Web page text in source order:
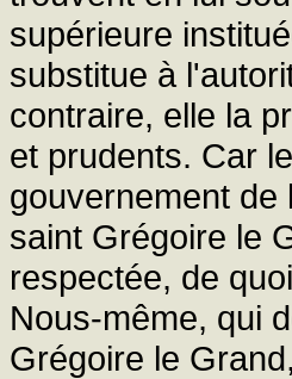
supérieure
substitue à
contraire, elle la
et prudents. Car
gouvernement de
saint Grégoire le
respectée, de
Nous-même, qui
Grégoire le